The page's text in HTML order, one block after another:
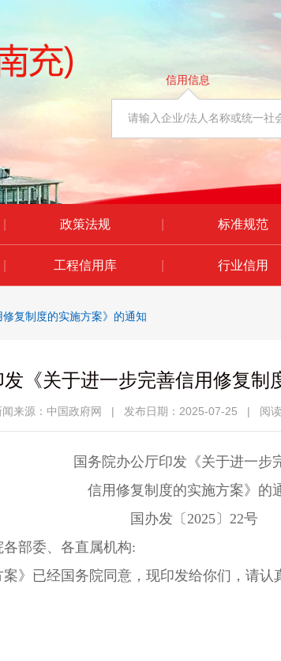
信用信息
政策法规 标准规范
工程信用库 行业信用
复制度的实施方案》的通知
《关于进一步完善信用修复制
闻来源：中国政府网 | 发布日期：2025-07-25 | 阅
国务院办公厅印发《关于进一步
信用修复制度的实施方案》的
国办发〔2025〕22号
部委、各直属机构:
》已经国务院同意，现印发给你们，请认